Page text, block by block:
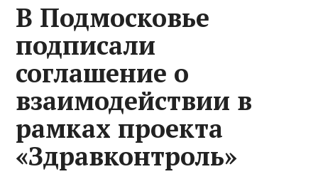
В Подмосковье
подписали
соглашение о
взаимодействии в
рамках проекта
«Здравконтроль»